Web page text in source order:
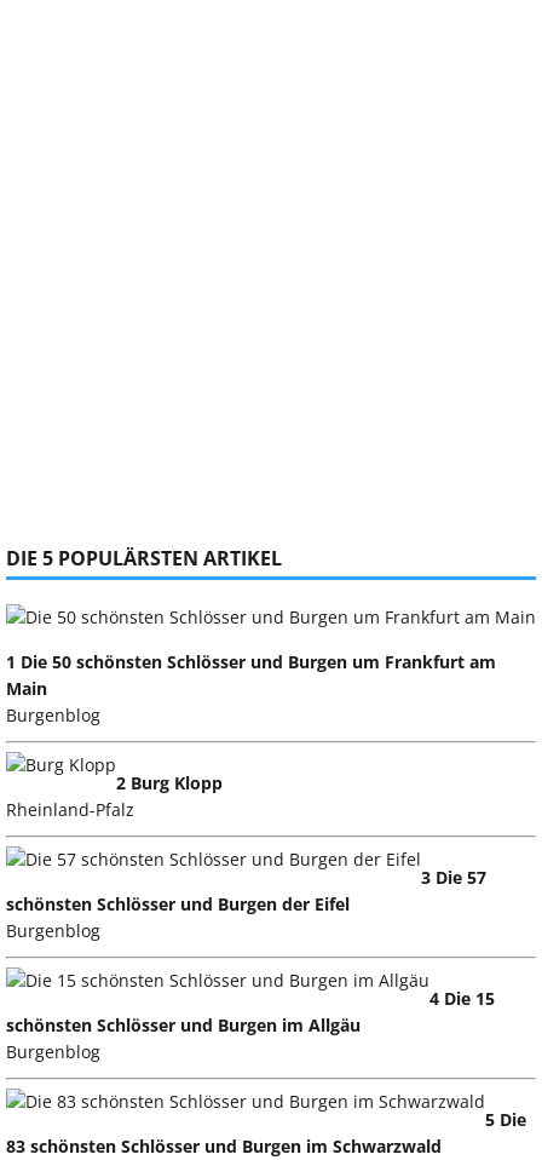
DIE 5 POPULÄRSTEN ARTIKEL
1 Die 50 schönsten Schlösser und Burgen um Frankfurt am
Main
Burgenblog
2 Burg Klopp
Rheinland-Pfalz
3 Die 57
schönsten Schlösser und Burgen der Eifel
Burgenblog
4 Die 15
schönsten Schlösser und Burgen im Allgäu
Burgenblog
5 Die
83 schönsten Schlösser und Burgen im Schwarzwald